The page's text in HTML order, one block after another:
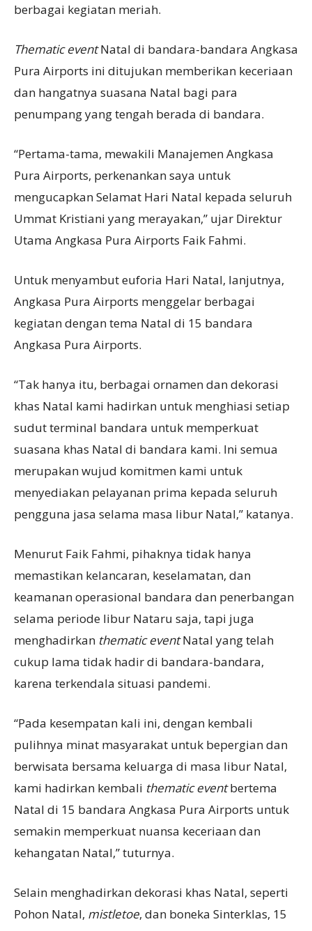
berbagai kegiatan meriah.
Thematic eventNatal di bandara-bandara Angkasa
Pura Airports ini ditujukan memberikan keceriaan
dan hangatnya suasana Natal bagi para
penumpang yang tengah berada di bandara.
“Pertama-tama, mewakili Manajemen Angkasa
Pura Airports, perkenankan saya untuk
mengucapkan Selamat Hari Natal kepada seluruh
Ummat Kristiani yang merayakan,” ujar Direktur
Utama Angkasa Pura Airports Faik Fahmi.
Untuk menyambut euforia Hari Natal, lanjutnya,
Angkasa Pura Airports menggelar berbagai
kegiatan dengan tema Natal di 15 bandara
Angkasa Pura Airports.
“Tak hanya itu, berbagai ornamen dan dekorasi
khas Natal kami hadirkan untuk menghiasi setiap
sudut terminal bandara untuk memperkuat
suasana khas Natal di bandara kami. Ini semua
merupakan wujud komitmen kami untuk
menyediakan pelayanan prima kepada seluruh
pengguna jasa selama masa libur Natal,” katanya.
Menurut Faik Fahmi, pihaknya tidak hanya
memastikan kelancaran, keselamatan, dan
keamanan operasional bandara dan penerbangan
selama periode libur Nataru saja, tapi juga
menghadirkan thematic eventNatal yang telah
cukup lama tidak hadir di bandara-bandara,
karena terkendala situasi pandemi.
“Pada kesempatan kali ini, dengan kembali
pulihnya minat masyarakat untuk bepergian dan
berwisata bersama keluarga di masa libur Natal,
kami hadirkan kembali thematic eventbertema
Natal di 15 bandara Angkasa Pura Airports untuk
semakin memperkuat nuansa keceriaan dan
kehangatan Natal,” tuturnya.
Selain menghadirkan dekorasi khas Natal, seperti
Pohon Natal, mistletoe, dan boneka Sinterklas, 15